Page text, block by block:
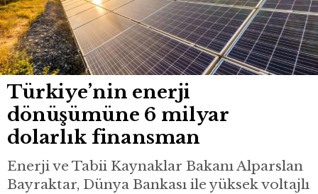
Türkiye’nin enerji
dönüşümüne 6 milyar
dolarlık finansman
Enerji ve Tabii Kaynaklar Bakanı Alparslan
Bayraktar, Dünya Bankası ile yüksek voltajlı